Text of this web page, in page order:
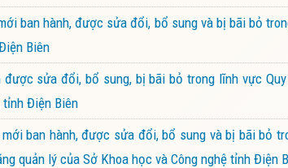
ban hành, được sửa đổi, bổ sung và bị bãi bỏ
Biên
sửa đổi, bổ sung, bị bãi bỏ trong lĩnh vực
tỉnh Điện Biên
ban hành, được sửa đổi, bổ sung và bị bãi bỏ
quản lý của Sở Khoa học và Công nghệ tỉnh Điện